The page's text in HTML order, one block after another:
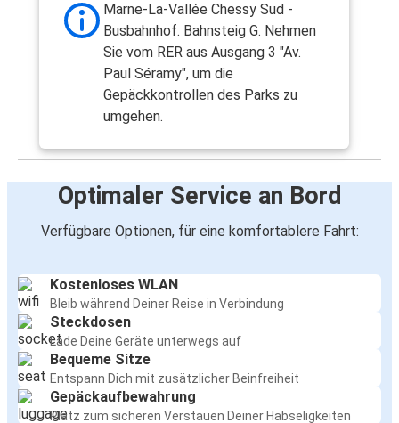
Marne-La-Vallée Chessy Sud -
Busbahnhof. Bahnsteig G. Nehmen
Sie vom RER aus Ausgang 3 "Av.
Paul Séramy", um die
Gepäckkontrollen des Parks zu
umgehen.
Optimaler Service an Bord
Verfügbare Optionen, für eine komfortablere Fahrt:
Kostenloses WLAN
Bleib während Deiner Reise in Verbindung
Steckdosen
Lade Deine Geräte unterwegs auf
Bequeme Sitze
Entspann Dich mit zusätzlicher Beinfreiheit
Gepäckaufbewahrung
Platz zum sicheren Verstauen Deiner Habseligkeiten